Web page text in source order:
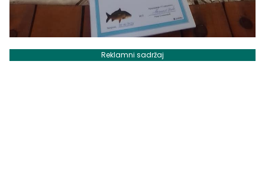
Reklamni sadržaj